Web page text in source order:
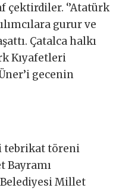
çektirdiler. ‘’Atatürk
gurur ve
Çatalca halkı
Kıyafetleri
gecenin
tebrikat töreni
Bayramı
Belediyesi Millet